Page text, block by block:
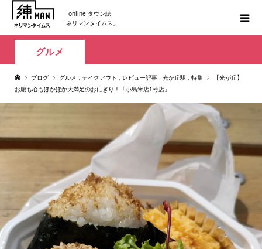
online タウン誌
「ネリマンタイムス」
グルメ
ブログ グルメ テイクアウト レビュー記事 光が丘駅 特集
【光が丘】
お腹も心もほかほか大満足のおにぎり！「小島米店1号店」